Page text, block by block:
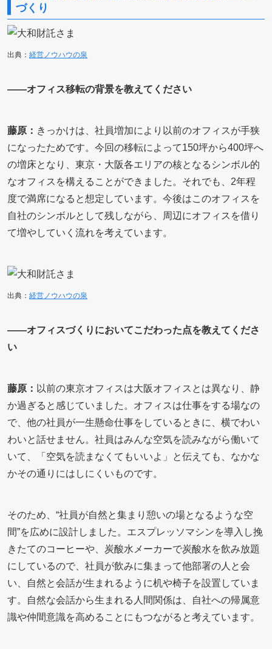
づくり
出典： 経営ノウハウの泉
――オフィス移転の背景を教えてください
藤原： きっかけは、社員増加により以前のオフィスが手狭
になったためです。今回の移転によって150坪から400坪へ
の増床となり、東京・大阪各エリアの核となるシンボル的
なオフィスを構えることができました。それでも、2年程
度で満席になると想定しています。今後はこのオフィスを
自社のシンボルとして残しながら、周辺にオフィスを借り
て増やしていく流れを考えています。
出典： 経営ノウハウの泉
――オフィスづくりにおいてこだわった点を教えてくださ
い
藤原： 以前の東京オフィスは大阪オフィスとは異なり、静
か過ぎると感じていました。オフィスは仕事をする場なの
で、他の社員が一生懸命仕事をしているときに、横でわい
わいと話せません。社員はみんな空気を読みながら働いて
いて、「空気を読まなくてもいいよ」と伝えても、なかな
かその通りにはしにくいものです。
そのため、“社員が自然と集まり憩いの場となるような空
間”を広めに設計しました。エスプレッソマシンを導入し挽
きたてのコーヒーや、炭酸水メーカーで炭酸水を飲み放題
にしているので、社員が飲みに集まって他部署の人と会
い、自然と会話が生まれるように机や椅子を設置していま
す。自然な会話から生まれる人間関係は、自社への帰属意
識や仲間意識を高めることにもつながると考えています。